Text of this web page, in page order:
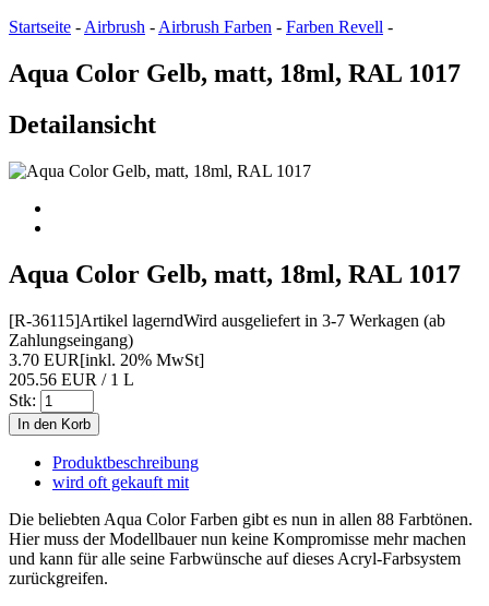
Startseite - Airbrush - Airbrush Farben - Farben Revell -
Aqua Color Gelb, matt, 18ml, RAL 1017
Detailansicht
Aqua Color Gelb, matt, 18ml, RAL 1017
[R-36115]Artikel lagerndWird ausgeliefert in 3-7 Werkagen (ab
Zahlungseingang)
3.70 EUR[inkl. 20% MwSt]
205.56 EUR / 1 L
Stk:
Produktbeschreibung
wird oft gekauft mit
Die beliebten Aqua Color Farben gibt es nun in allen 88 Farbtönen.
Hier muss der Modellbauer nun keine Kompromisse mehr machen
und kann für alle seine Farbwünsche auf dieses Acryl-Farbsystem
zurückgreifen.